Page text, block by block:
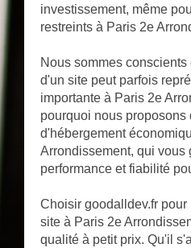
investissement, même
restreints à Paris 2e
Nous sommes
d'un site peut parfois
importante à Paris 2e
pourquoi nous proposons
d'hébergement
Arrondissement, qui vous
performance et fiabilité
Choisir goodalldev.fr
site à Paris 2e
qualité à petit prix. Qu'il